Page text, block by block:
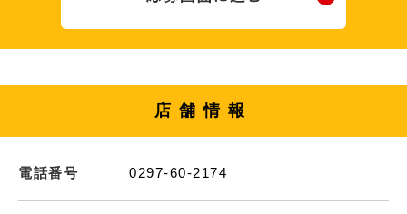
店舗情報
電話番号 0297-60-2174